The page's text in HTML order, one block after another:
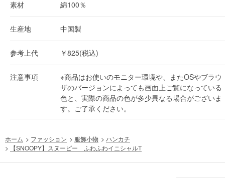
素材 綿100％
生産地 中国製
参考上代 ￥825(税込)
注意事項
※商品はお使いのモニター環境や、またOSやブラウ
ザのバージョンによっても画面上ご覧になっている
色と、実際の商品の色が多少異なる場合がございま
す。ご了承ください。
ホーム > ファッション > 服飾小物 > ハンカチ
>
【SNOOPY】スヌーピー ふわふわイニシャルT